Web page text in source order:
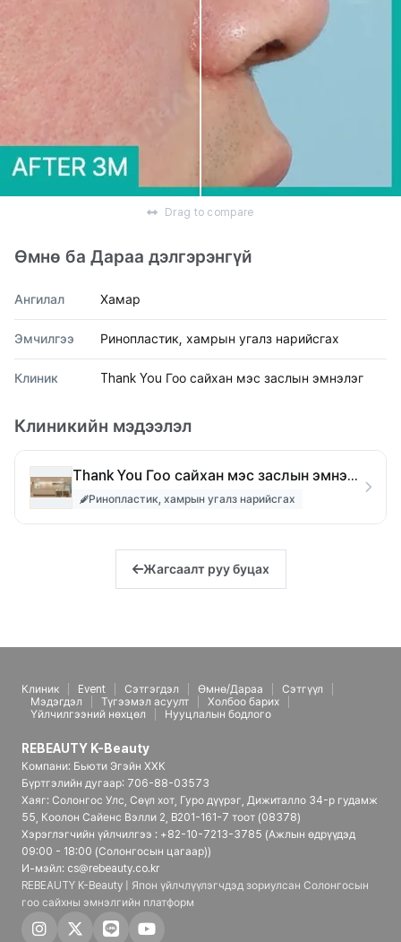
Drag to compare
Өмнө ба Дараа дэлгэрэнгүй
Ангилал Хамар
Эмчилгээ Ринопластик, хамрын угалз нарийсгах
Клиник Thank You Гоо сайхан мэс заслын эмнэлэг
Клиникийн мэдээлэл
Thank You Гоо сайхан мэс заслын эмнэлэг
Ринопластик, хамрын угалз нарийсгах
Жагсаалт руу буцах
Клиник Event Сэтгэгдэл Өмнө/Дараа
Сэтгүүл
Мэдэгдэл
Түгээмэл асуулт
Холбоо барих
Үйлчилгээний нөхцөл
Нууцлалын бодлого
REBEAUTY K-Beauty
Компани: Бьюти Эгэйн ХХК
Бүртгэлийн дугаар: 706-88-03573
Хаяг: Солонгос Улс, Сөүл хот, Гуро дүүрэг, Дижиталло 34-р гудамж
55, Коолон Сайенс Вэлли 2, B201-161-7 тоот (08378)
Хэрэглэгчийн үйлчилгээ : +82-10-7213-3785 (Ажлын өдрүүдэд
09:00 - 18:00 (Солонгосын цагаар))
И-мэйл: cs@rebeauty.co.kr
REBEAUTY K-Beauty | Япон үйлчлүүлэгчдэд зориулсан Солонгосын
гоо сайхны эмнэлгийн платформ